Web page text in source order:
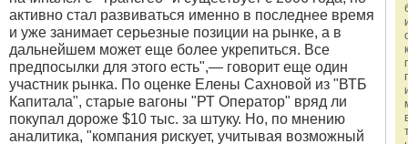
активно стал развиваться именно в последнее время
и уже занимает серьезные позиции на рынке, а в
дальнейшем может еще более укрепиться. Все
предпосылки для этого есть",— говорит еще один
участник рынка. По оценке Елены Сахновой из "ВТБ
Капитала", старые вагоны "РТ Оператор" вряд ли
покупал дороже $10 тыс. за штуку. Но, по мнению
аналитика, "компания рискует, учитывая возможный